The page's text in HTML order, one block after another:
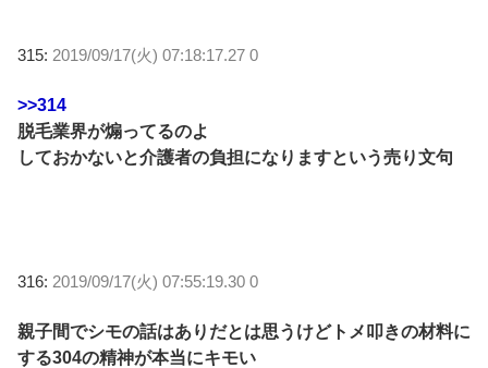
315: 2019/09/17(火) 07:18:17.27 0
>>314
脱毛業界が煽ってるのよ
しておかないと介護者の負担になりますという売り文句
316: 2019/09/17(火) 07:55:19.30 0
親子間でシモの話はありだとは思うけどトメ叩きの材料に
する304の精神が本当にキモい